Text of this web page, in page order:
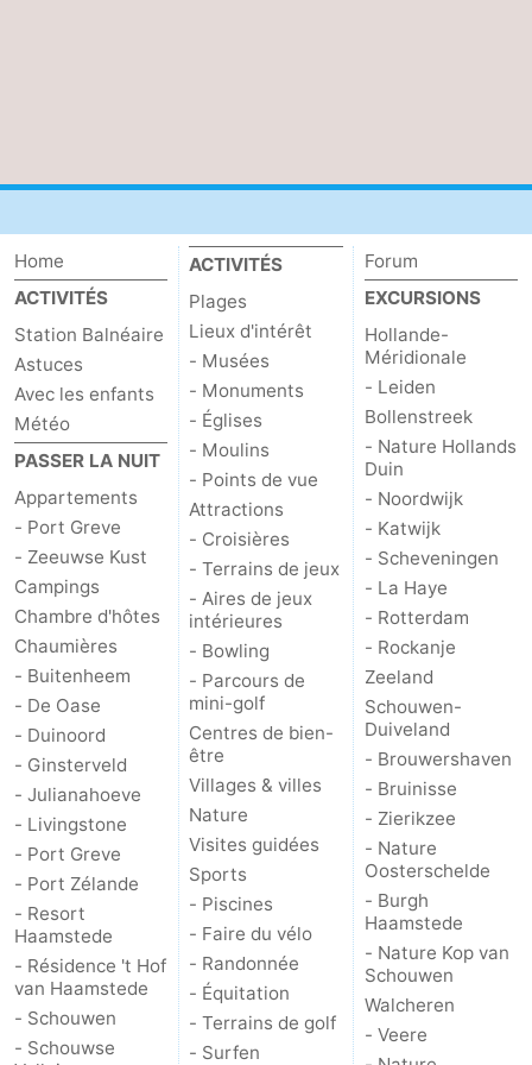
Mantelingen
Zoutelande
-
Middelburg
Météo
Contact
Home
ACTIVITÉS
Station Balnéaire
Astuces
Avec les enfants
Météo
PASSER LA NUIT
Appartements
- Port Greve
- Zeeuwse Kust
Campings
Chambre d'hôtes
Chaumières
- Buitenheem
- De Oase
- Duinoord
- Ginsterveld
- Julianahoeve
- Livingstone
- Port Greve
- Port Zélande
- Resort
Haamstede
- Résidence 't Hof
van Haamstede
- Schouwen
- Schouwse
ACTIVITÉS
Plages
Lieux d'intérêt
- Musées
- Monuments
- Églises
- Moulins
- Points de vue
Attractions
- Croisières
- Terrains de jeux
- Aires de jeux
intérieures
- Bowling
- Parcours de
mini-golf
Centres de bien-
être
Villages & villes
Nature
Visites guidées
Sports
- Piscines
- Faire du vélo
- Randonnée
- Équitation
- Terrains de golf
- Surfen
Forum
EXCURSIONS
Hollande-
Méridionale
- Leiden
Bollenstreek
- Nature Hollands
Duin
- Noordwijk
- Katwijk
- Scheveningen
- La Haye
- Rotterdam
- Rockanje
Zeeland
Schouwen-
Duiveland
- Brouwershaven
- Bruinisse
- Zierikzee
- Nature
Oosterschelde
- Burgh
Haamstede
- Nature Kop van
Schouwen
Walcheren
- Veere